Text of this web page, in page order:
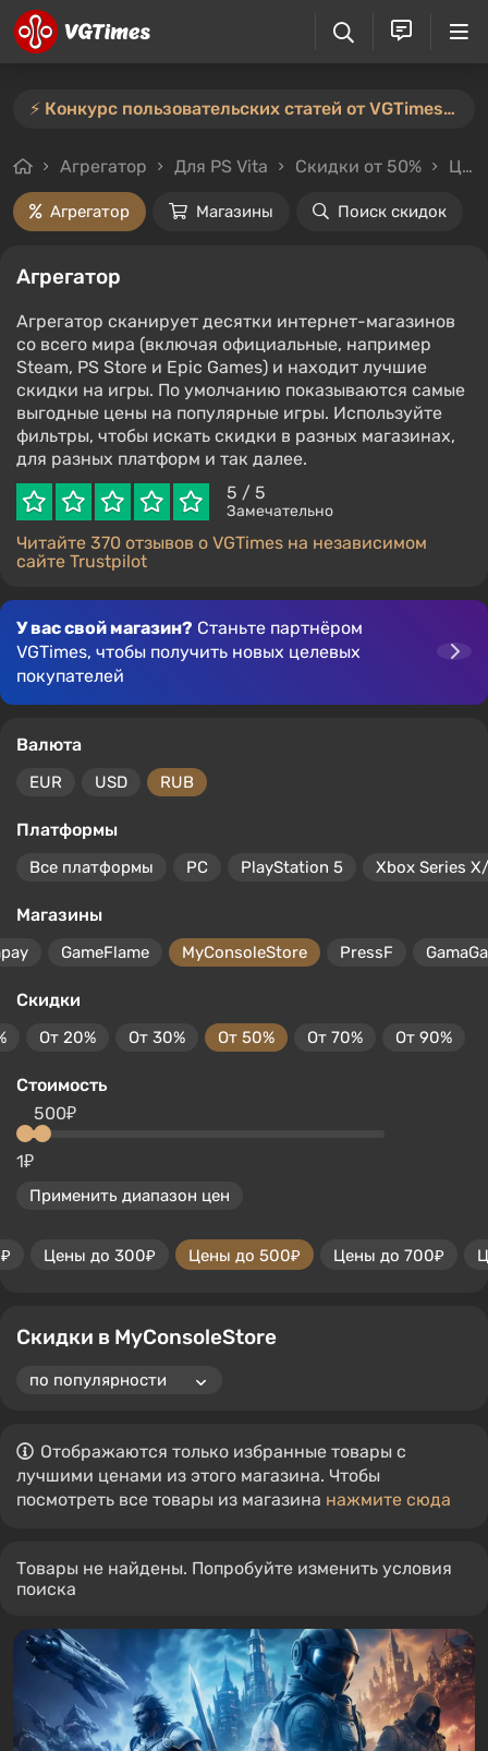
⚡️ Конкурс пользовательских статей от VGTimes продлён — участвуйте тут ⚡️
Агрегатор Для PS Vita Скидки от 50% Цены до 500₽
Агрегатор Магазины Поиск скидок
Агрегатор
Агрегатор сканирует десятки интернет-магазинов
со всего мира (включая официальные, например
Steam, PS Store и Epic Games) и находит лучшие
скидки на игры. По умолчанию показываются самые
выгодные цены на популярные игры. Используйте
фильтры, чтобы искать скидки в разных магазинах,
для разных платформ и так далее.
5 / 5
Замечательно
Читайте 370 отзывов о VGTimes на независимом
сайте Trustpilot
У вас свой магазин? Станьте партнёром
VGTimes, чтобы получить новых целевых
покупателей
Валюта
EUR USD RUB
Платформы
Все платформы PC PlayStation 5 Xbox Series
Магазины
GameFlame MyConsoleStore PressF
Скидки
От 20% От 30% От 50% От 70% От 90%
Стоимость
1₽
500₽
Применить диапазон цен
Цены до 300₽ Цены до 500₽ Цены до 700₽
Скидки в MyConsoleStore
Отображаются только избранные товары с
лучшими ценами из этого магазина. Чтобы
посмотреть все товары из магазина нажмите сюда
Товары не найдены. Попробуйте изменить условия
поиска